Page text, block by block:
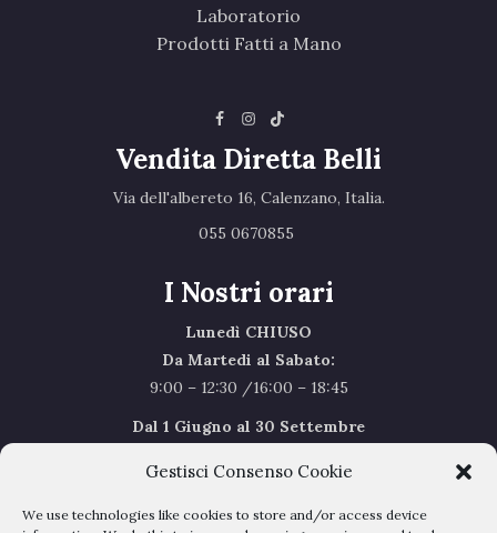
Gestisci Consenso Cookie
We use technologies like cookies to store and/or access device
Laboratorio
Prodotti Fatti a Mano
Vendita Diretta Belli
Via dell'albereto 16, Calenzano, Italia.‎
055 0670855 ‎
I Nostri orari
Lunedì CHIUSO
Da Martedi al Sabato:
9:00 – 12:30 /16:00 – 18:45
Dal 1 Giugno al 30 Settembre
Sabato Agosto Chiusi
I chiusi per Ferie dal 1 al 24Agosto